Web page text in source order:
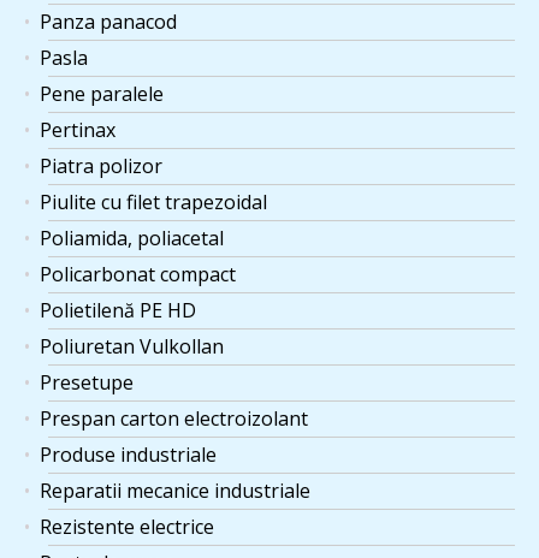
Panza panacod
Pasla
Pene paralele
Pertinax
Piatra polizor
Piulite cu filet trapezoidal
Poliamida, poliacetal
Policarbonat compact
Polietilenă PE HD
Poliuretan Vulkollan
Presetupe
Prespan carton electroizolant
Produse industriale
Reparatii mecanice industriale
Rezistente electrice